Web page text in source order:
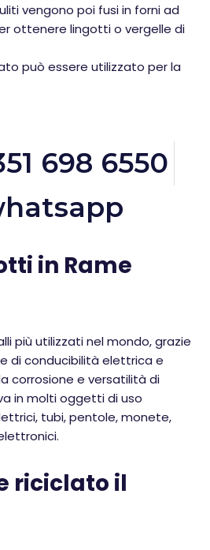
vengono poi fusi in forni ad
ottenere lingotti o vergelle di
può essere utilizzato per la
698 6550
in Rame
più utilizzati nel mondo, grazie
di conducibilità elettrica e
corrosione e versatilità di
in molti oggetti di uso
tubi, pentole, monete,
riciclato il